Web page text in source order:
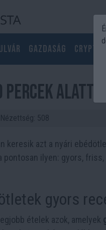
Gazdaság Crypto
percek alatt,
508
keresik azt a nyári
ilyen: gyors, friss,
gyors
ételek azok, amelyek